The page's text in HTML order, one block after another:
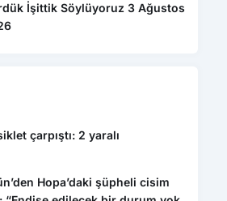
İşittik Söylüyoruz 3 Ağustos
çarpıştı: 2 yaralı
Hopa’daki şüpheli cisim